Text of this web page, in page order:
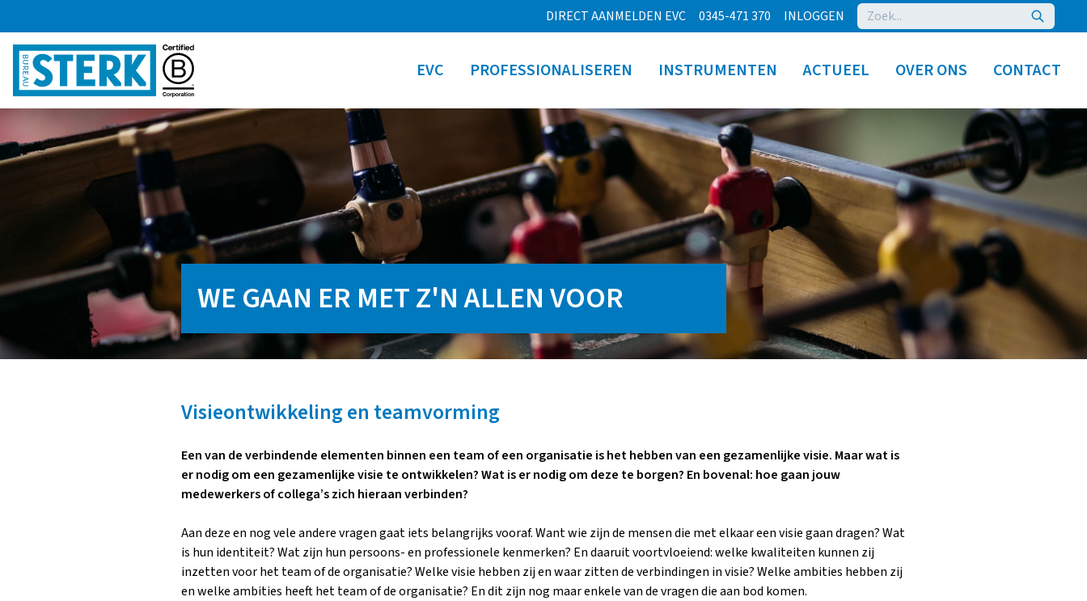
DIRECT AANMELDEN EVC 0345-471 370 INLOGGEN
EVC PROFESSIONALISEREN INSTRUMENTEN ACTUEEL OVER ONS CONTACT
WE GAAN ER MET Z'N ALLEN VOOR
Visieontwikkeling en teamvorming
Een van de verbindende elementen binnen een team of een organisatie is het hebben van een gezamenlijke visie. Maar wat is
er nodig om een gezamenlijke visie te ontwikkelen? Wat is er nodig om deze te borgen? En bovenal: hoe gaan jouw
medewerkers of collega’s zich hieraan verbinden?
Aan deze en nog vele andere vragen gaat iets belangrijks vooraf. Want wie zijn de mensen die met elkaar een visie gaan dragen? Wat
is hun identiteit? Wat zijn hun persoons- en professionele kenmerken? En daaruit voortvloeiend: welke kwaliteiten kunnen zij
inzetten voor het team of de organisatie? Welke visie hebben zij en waar zitten de verbindingen in visie? Welke ambities hebben zij
en welke ambities heeft het team of de organisatie? En dit zijn nog maar enkele van de vragen die aan bod komen.